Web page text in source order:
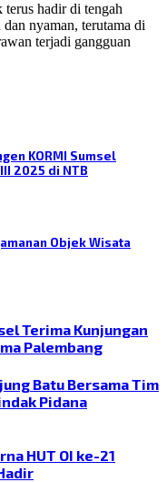
hadir di tengah
nyaman, terutama di
terjadi gangguan
KORMI Sumsel
2025 di NTB
Objek Wisata
Terima Kunjungan
Palembang
Batu Bersama Tim
Pidana
HUT OI ke-21